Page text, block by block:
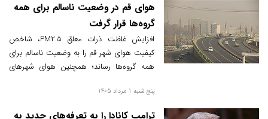
هوای قم در وضعیت ناسالم برای همه
گروه‌ها قرار گرفت
افزایش غلظت ذرات معلق PM۲.۵، شاخص
کیفیت هوای شهر قم را به وضعیت ناسالم برای
همه گروه‌ها رساند؛ همچنین هوای شهرهای
شرایط ناسالم قرار گرفت.
پنج شنبه 1 مرداد 1405
ترامپ کانادا را به تعرفه‌های جدید به